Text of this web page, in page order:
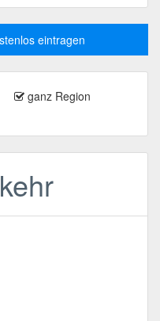
eintragen
ganz Region